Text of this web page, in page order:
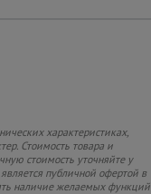
характеристиках,
Стоимость товара и
стоимость уточняйте у
публичной офертой в
наличие желаемых функций